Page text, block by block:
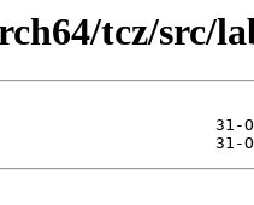
tcz/src/